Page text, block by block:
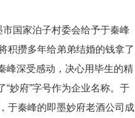
国家泊子村委会给予于秦峰
积攒多年给弟弟结婚的钱拿了
峰深受感动，决心用毕生的精
妙府”字号作为企业名称。于
于秦峰的即墨妙府老酒公司成